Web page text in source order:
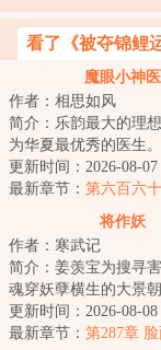
看了《被夺锦鲤
魔眼小神医
作者：相思如风
简介：乐韵最大的理
为华夏最优秀的医生
挡不住，高考前无意
系统，双眼获得...
更新时间：2026-08-07
最新章节： 第六百六
将作妖
作者：寒武记
简介：姜羡宝为搜寻
魂穿妖孽横生的大景
里破案，不看证据，
这不巧了嘛？！...
更新时间：2026-08-08
最新章节： 第287章